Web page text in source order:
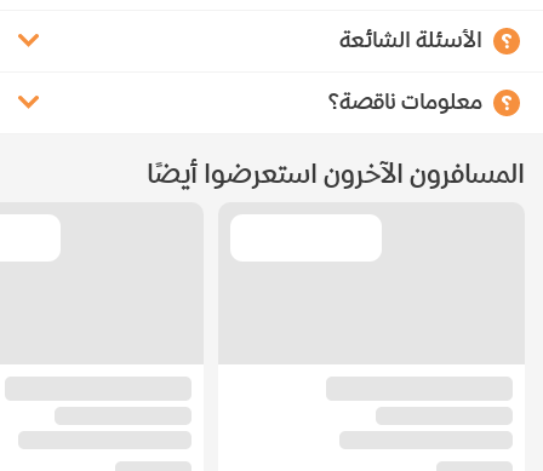
الأسئلة الشائعة
معلومات ناقصة؟
المسافرون الآخرون استعرضوا أيضًا